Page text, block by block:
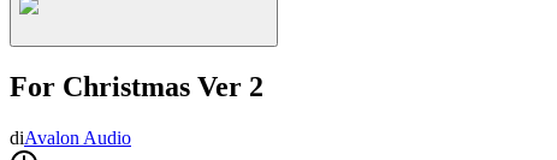
For Christmas Ver 2
diAvalon Audio